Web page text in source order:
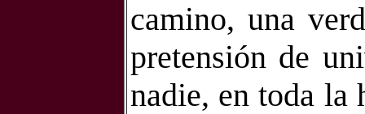
camino, una
pretensión de
nadie, en toda